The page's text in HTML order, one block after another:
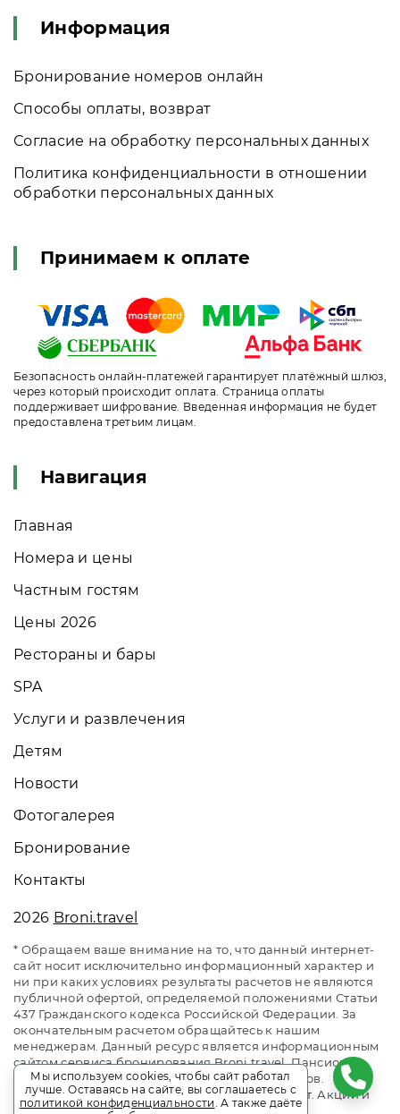
Информация
Бронирование номеров онлайн
Способы оплаты, возврат
Согласие на обработку персональных данных
Политика конфиденциальности в отношении
обработки персональных данных
Принимаем к оплате
Безопасность онлайн-платежей гарантирует платёжный шлюз,
через который происходит оплата. Страница оплаты
поддерживает шифрование. Введенная информация не будет
предоставлена третьим лицам.
Навигация
Главная
Номера и цены
Частным гостям
Цены 2026
Рестораны и бары
SPA
Услуги и развлечения
Детям
Новости
Фотогалерея
Бронирование
Контакты
2026 Broni.travel
* Обращаем ваше внимание на то, что данный интернет-
сайт носит исключительно информационный характер и
ни при каких условиях результаты расчетов не являются
публичной офертой, определяемой положениями Статьи
437 Гражданского кодекса Российской Федерации. За
окончательным расчетом обращайтесь к нашим
менеджерам. Данный ресурс является информационным
сайтом сервиса бронирования Broni.travel. Пансионат
«Ривьера». Сайт онлайн бронирования номеров.
Актуальные цены, прайс-листы и наличие мест. Акции и
спецпредложения. Выгодное бронирование.
Мы используем cookies, чтобы сайт работал
лучше. Оставаясь на сайте, вы соглашаетесь с
политикой конфиденциальности. А также даёте